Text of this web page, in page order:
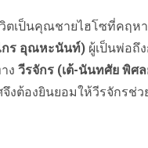
เป็นคุณชายไฮโซที่คฤห
กร อุณหะนันท์) ผู้เป็นพ่อถึ
างวีรจักร (เต้-นันทศัย พิศ
ต้องยินยอมให้วีรจักรช่